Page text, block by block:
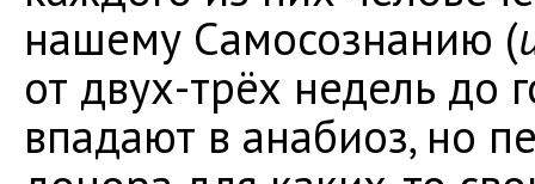
нашему Самосознанию (
от двух-трёх недель до
впадают в анабиоз, но